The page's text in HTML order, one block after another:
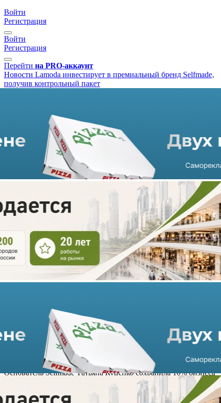
Войти
Регистрация
Войти
Регистрация
Перейти на PRO-аккаунт
Новости Lamoda инвестирует в премиальный бренд Selfmade,
получив контрольный пакет
Lamoda инвестирует в
премиальный бренд
Selfmade, получив
контрольный пакет
27.04.2026 г. в 14:45
сделке в сегменте российского fashion-ритейла - компания
приобрела 90% доли в премиальном бренде Selfmade
(юридическое лицо - ООО «Фаст Фешн»). Сделка направлена
на ускорение масштабирования бренда и укрепление его
рыночных позиций.
Основатель Selfmade Татьяна Куценко сохранила 10% бизнеса
и продолжит исполнять обязанности генерального директора.
Она также остается ключевым идеологом и отвечает за
креативное и операционное развитие бренда.